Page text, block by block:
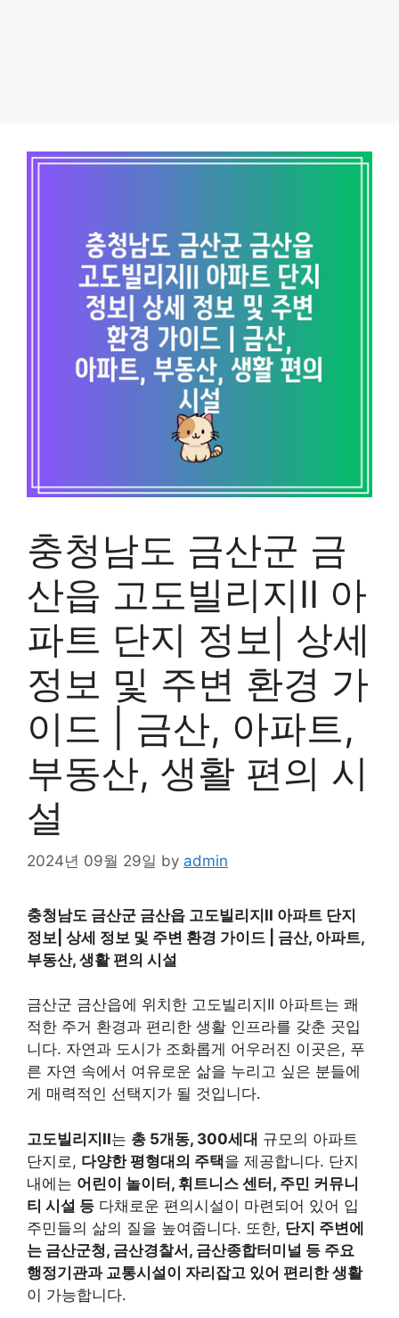
충청남도 금산군 금
산읍 고도빌리지II 아
파트 단지 정보| 상세
정보 및 주변 환경 가
이드 | 금산, 아파트,
부동산, 생활 편의 시
설
2024년 09월 29일 by admin
충청남도 금산군 금산읍 고도빌리지II 아파트 단지
정보| 상세 정보 및 주변 환경 가이드 | 금산, 아파트,
부동산, 생활 편의 시설
금산군 금산읍에 위치한 고도빌리지II 아파트는 쾌
적한 주거 환경과 편리한 생활 인프라를 갖춘 곳입
니다. 자연과 도시가 조화롭게 어우러진 이곳은, 푸
른 자연 속에서 여유로운 삶을 누리고 싶은 분들에
게 매력적인 선택지가 될 것입니다.
고도빌리지II는 총 5개동, 300세대 규모의 아파트
단지로, 다양한 평형대의 주택을 제공합니다. 단지
내에는 어린이 놀이터, 휘트니스 센터, 주민 커뮤니
티 시설 등 다채로운 편의시설이 마련되어 있어 입
주민들의 삶의 질을 높여줍니다. 또한, 단지 주변에
는 금산군청, 금산경찰서, 금산종합터미널 등 주요
행정기관과 교통시설이 자리잡고 있어 편리한 생활
이 가능합니다.